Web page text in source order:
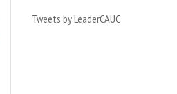
Tweets by LeaderCAUC